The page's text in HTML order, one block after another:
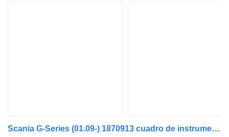
Scania G-Series (01.09-) 1870913 cuadro de instrumentos para Scania P,G,R,T-series (2004-2017) cabeza tractora